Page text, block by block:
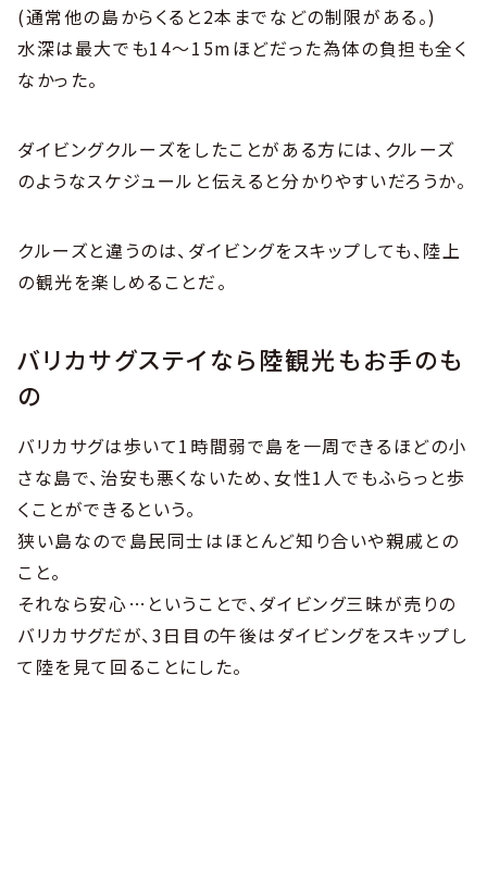
(通常他の島からくると2本までなどの制限がある。)
水深は最大でも14～15mほどだった為体の負担も全く
なかった。
ダイビングクルーズをしたことがある方には、クルーズ
のようなスケジュールと伝えると分かりやすいだろうか。
クルーズと違うのは、ダイビングをスキップしても、陸上
の観光を楽しめることだ。
バリカサグステイなら陸観光もお手のも
の
バリカサグは歩いて1時間弱で島を一周できるほどの小
さな島で、治安も悪くないため、女性1人でもふらっと歩
くことができるという。
狭い島なので島民同士はほとんど知り合いや親戚との
こと。
それなら安心…ということで、ダイビング三昧が売りの
バリカサグだが、3日目の午後はダイビングをスキップし
て陸を見て回ることにした。